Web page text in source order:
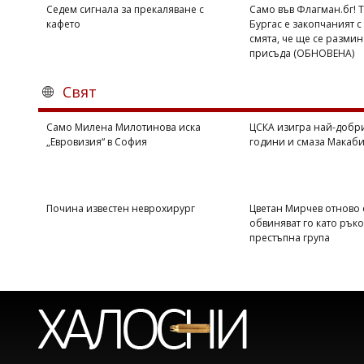
Седем сигнала за прекаляване с
кафето
Само във Флагман.бг!
Бургас е закопчаният
смята, че ще се
присъда (ОБНОВЕНА)
Свят
Само Милена Милотинова иска
„Евровизия“ в София
ЦСКА изигра най-
години и смаза
Почина известен неврохирург
Цветан Мирчев
обвиняват го като
престъпна група